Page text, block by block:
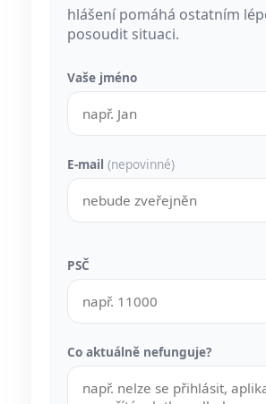
hlášení pomáhá ostatním
posoudit situaci.
Vaše jméno
E-mail (nepovinné)
PSČ
Co aktuálně nefunguje?